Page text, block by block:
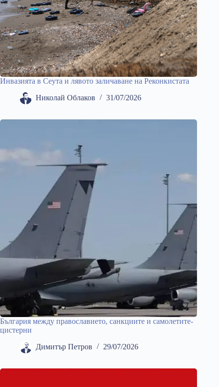
Инвазията в Сеута и лявото заличаване на Реконкистата
Николай Облаков 31/07/2026
България между православието, санкциите и самолетите-
цистерни
Димитър Петров 29/07/2026